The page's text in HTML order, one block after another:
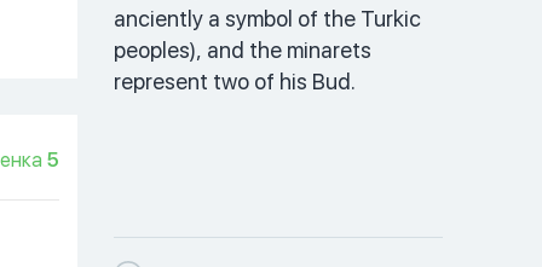
5
anciently a symbol of the Turkic
peoples), and the minarets
represent two of his Bud.